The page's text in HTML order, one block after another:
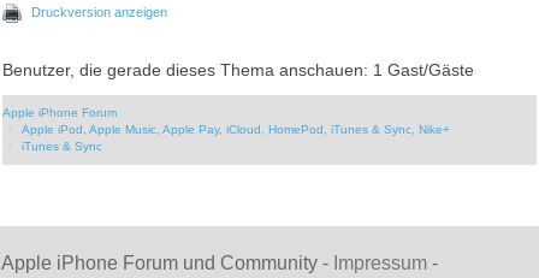
Druckversion anzeigen
Benutzer, die gerade dieses Thema anschauen: 1 Gast/Gäste
Apple iPhone Forum
Apple iPod, Apple Music, Apple Pay, iCloud, HomePod, iTunes & Sync, Nike+
iTunes & Sync
Apple iPhone Forum und Community - Impressum -